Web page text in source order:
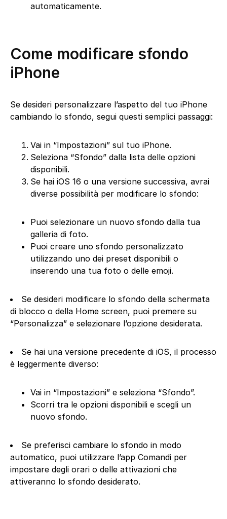
automaticamente.
Come modificare sfondo
iPhone
Se desideri personalizzare l’aspetto del tuo iPhone
cambiando lo sfondo, segui questi semplici passaggi:
Vai in “Impostazioni” sul tuo iPhone.
Seleziona “Sfondo” dalla lista delle opzioni
disponibili.
Se hai iOS 16 o una versione successiva, avrai
diverse possibilità per modificare lo sfondo:
Puoi selezionare un nuovo sfondo dalla tua
galleria di foto.
Puoi creare uno sfondo personalizzato
utilizzando uno dei preset disponibili o
inserendo una tua foto o delle emoji.
Se desideri modificare lo sfondo della schermata
di blocco o della Home screen, puoi premere su
“Personalizza” e selezionare l’opzione desiderata.
Se hai una versione precedente di iOS, il processo
è leggermente diverso:
Vai in “Impostazioni” e seleziona “Sfondo”.
Scorri tra le opzioni disponibili e scegli un
nuovo sfondo.
Se preferisci cambiare lo sfondo in modo
automatico, puoi utilizzare l’app Comandi per
impostare degli orari o delle attivazioni che
attiveranno lo sfondo desiderato.